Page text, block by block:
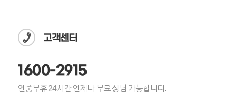
고객센터
1600-2915
연중무휴 24시간 언제나 무료 상담 가능합니다.